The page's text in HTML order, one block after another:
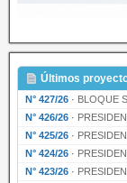
Últimos
N° 427/26 · BLOQUE
N° 426/26 ·
N° 425/26 · PRESIDENCIA
N° 424/26 · PRESIDENCIA
N° 423/26 · PRESIDENCIA